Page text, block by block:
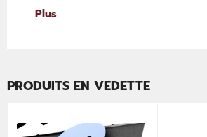
Plus
PRODUITS EN VEDETTE